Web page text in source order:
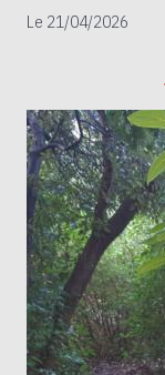
Le 21/04/2026